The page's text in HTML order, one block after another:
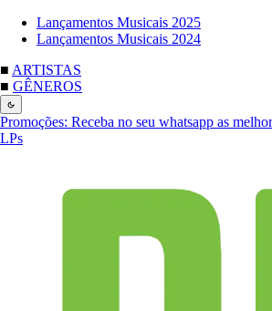
Lançamentos Musicais 2025
Lançamentos Musicais 2024
■ ARTISTAS
■ GÊNEROS
Promoções: Receba no seu whatsapp as
LPs